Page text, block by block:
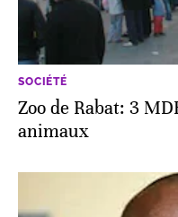
SOCIÉTÉ
Zoo de Rabat: 3
animaux